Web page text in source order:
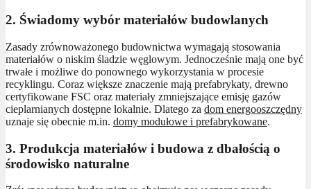
2. Świadomy wybór materiałów budowlanych
Zasady zrównoważonego budownictwa wymagają stosowania
materiałów o niskim śladzie węglowym. Jednocześnie mają one być
trwałe i możliwe do ponownego wykorzystania w procesie
recyklingu. Coraz większe znaczenie mają prefabrykaty, drewno
certyfikowane FSC oraz materiały zmniejszające emisję gazów
cieplarnianych dostępne lokalnie. Dlatego za dom energooszczędny
uznaje się obecnie m.in. domy modułowe i prefabrykowane.
3. Produkcja materiałów i budowa z dbałością o
środowisko naturalne